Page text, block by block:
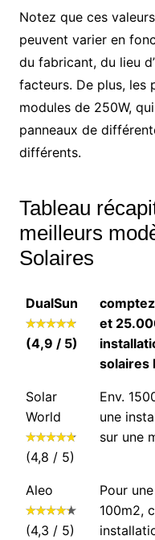
Notez que ces
peuvent varier en
du fabricant, du lieu
facteurs. De plus, les
modules de 250W,
panneaux de
différents.
Tableau
meilleurs
Solaires
DualSun
(4,9 / 5)
et
solaires
Solar
World
(4,8 / 5)
Env.
une
sur une
Aleo
(4,3 / 5)
Pour
100m2,